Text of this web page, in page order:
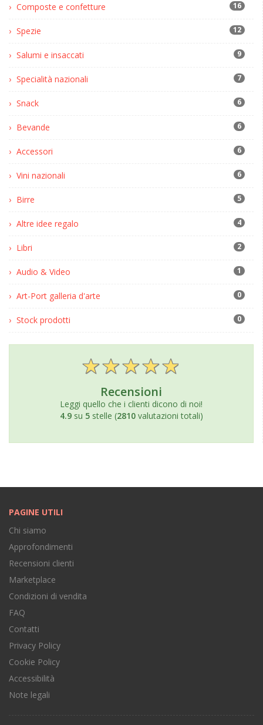
Composte e confetture 16
Spezie 12
Salumi e insaccati 9
Specialità nazionali 7
Snack 6
Bevande 6
Accessori 6
Vini nazionali 6
Birre 5
Altre idee regalo 4
Libri 2
Audio & Video 1
Art-Port galleria d'arte 0
Stock prodotti 0
Recensioni
Leggi quello che i clienti dicono di noi!
4.9su 5stelle (2810valutazioni totali)
PAGINE UTILI
Chi siamo
Approfondimenti
Recensioni clienti
Marketplace
Condizioni di vendita
FAQ
Contatti
Privacy Policy
Cookie Policy
Accessibilità
Note legali